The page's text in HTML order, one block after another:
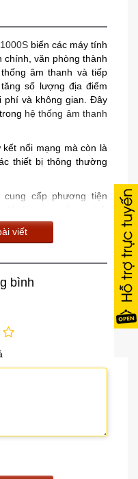
biến các máy tính
văn phòng thành
âm thanh và tiếp
số lượng địa điểm
phí và không gian. Đây
hệ thống âm thanh
nối mạng mà còn là
thiết bị thông thường
cung cấp phương tiện
và ngoài mạng.
sự linh hoạt trong cài
đầu vào hệ thống để
hệ thống như bộ
dây.
viết
bình